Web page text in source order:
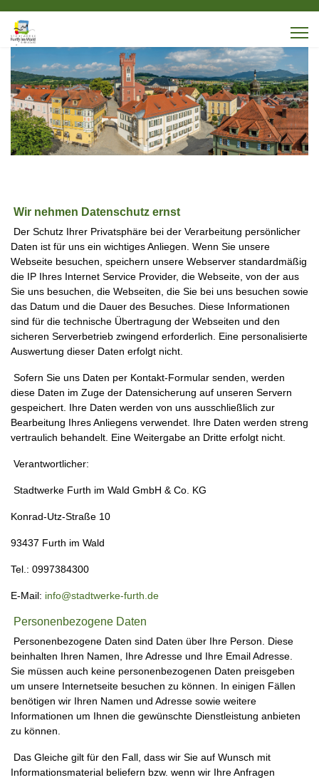
Wir nehmen Datenschutz ernst
Der Schutz Ihrer Privatsphäre bei der Verarbeitung persönlicher
Daten ist für uns ein wichtiges Anliegen. Wenn Sie unsere
Webseite besuchen, speichern unsere Webserver standardmäßig
die IP Ihres Internet Service Provider, die Webseite, von der aus
Sie uns besuchen, die Webseiten, die Sie bei uns besuchen sowie
das Datum und die Dauer des Besuches. Diese Informationen
sind für die technische Übertragung der Webseiten und den
sicheren Serverbetrieb zwingend erforderlich. Eine personalisierte
Auswertung dieser Daten erfolgt nicht.
Sofern Sie uns Daten per Kontakt-Formular senden, werden
diese Daten im Zuge der Datensicherung auf unseren Servern
gespeichert. Ihre Daten werden von uns ausschließlich zur
Bearbeitung Ihres Anliegens verwendet. Ihre Daten werden streng
vertraulich behandelt. Eine Weitergabe an Dritte erfolgt nicht.
Verantwortlicher:
Stadtwerke Furth im Wald GmbH & Co. KG
Konrad-Utz-Straße 10
93437 Furth im Wald
Tel.: 0997384300
E-Mail: info@stadtwerke-furth.de
Personenbezogene Daten
Personenbezogene Daten sind Daten über Ihre Person. Diese
beinhalten Ihren Namen, Ihre Adresse und Ihre Email Adresse.
Sie müssen auch keine personenbezogenen Daten preisgeben
um unsere Internetseite besuchen zu können. In einigen Fällen
benötigen wir Ihren Namen und Adresse sowie weitere
Informationen um Ihnen die gewünschte Dienstleistung anbieten
zu können.
Das Gleiche gilt für den Fall, dass wir Sie auf Wunsch mit
Informationsmaterial beliefern bzw. wenn wir Ihre Anfragen